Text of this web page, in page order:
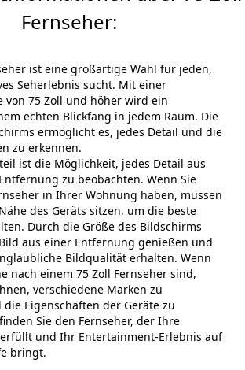
Fernseher:
ist eine großartige Wahl für jeden,
Seherlebnis sucht. Mit einer
von 75 Zoll und höher wird ein
echten Blickfang in jedem Raum. Die
ermöglicht es, jedes Detail und die
zu erkennen.
ist die Möglichkeit, jedes Detail aus
zu beobachten. Wenn Sie
in Ihrer Wohnung haben, müssen
des Geräts sitzen, um die beste
Durch die Größe des Bildschirms
aus einer Entfernung genießen und
Bildqualität erhalten. Wenn
nach einem 75 Zoll Fernseher sind,
verschiedene Marken zu
Eigenschaften der Geräte zu
Sie den Fernseher, der Ihre
und Ihr Entertainment-Erlebnis auf
bringt.